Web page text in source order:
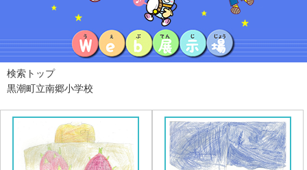
検索トップ
黒潮町立南郷小学校